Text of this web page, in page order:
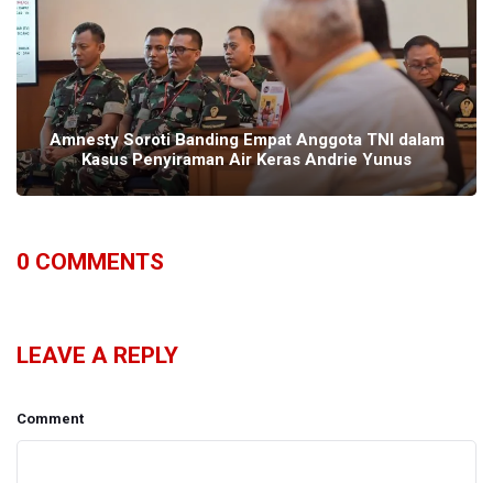
Amnesty Soroti Banding Empat Anggota TNI dalam
Kasus Penyiraman Air Keras Andrie Yunus
0 COMMENTS
LEAVE A REPLY
Comment